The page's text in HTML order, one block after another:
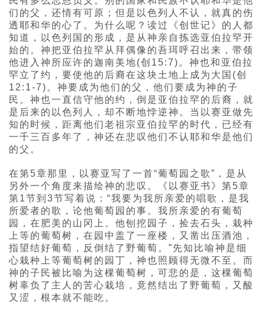
们的父，还情有可原；但是以色列人不认，就真的伤
透耶和华的心了。为什么呢？读过《创世记》的人都
知道，以色列国的形成，是从神亲自拣选亚伯拉罕开
始的。神把亚伯拉罕从拜偶像的吾珥呼召出来，带领
他进入神所应许的迦南美地(创15:7)。神也和亚伯拉
罕立了约，要使他的后裔在这块土地上成为大国(创
12:1-7)。神要成为他们的父，他们要成为神的子
民。神也一直信守他的约，倒是亚伯拉罕的后裔，就
是后来的以色列人，却不断地悖逆神。当以赛亚做先
知的时候，距离他们老祖宗亚伯拉罕的时代，已经有
一千三百多年了，神还在悲叹他们不认耶和华是他们
的父。
在第5章那里，以赛亚写了一首“葡萄园之歌”，是从
另外一个角度来描绘神的悲叹。《以赛亚书》第5章
第1节到3节写着说：“我要为我所亲爱的唱歌，是我
所爱者的歌，论他葡萄园的事。我所亲爱的有葡萄
园，在肥美的山冈上。他刨挖园子，捡去石头，栽种
上等的葡萄树，在园中盖了一座楼，又凿出压酒池，
指望结好葡萄，反倒结了野葡萄。”先知比喻神是细
心栽种上等葡萄树的园丁，神也照顾得无微不至。而
神的子民被比喻为这棵葡萄树，可悲的是，这棵葡萄
树辜负了主人的苦心栽培，竟然结出了野葡萄，又酸
又涩，根本就不能吃。